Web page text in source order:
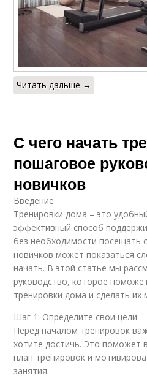
Читать дальше →
С чего начать
пошаговое
новичков
Введение
Тренировки дома – это
эффективный способ
без необходимости посещать
новичков может показаться
начать. В этой статье мы
руководство, которое
тренировки дома и сделать
Шаг 1: Определите свои цели
Перед началом тренировок
хотите достичь. Это поможет
план тренировок и
занятия.